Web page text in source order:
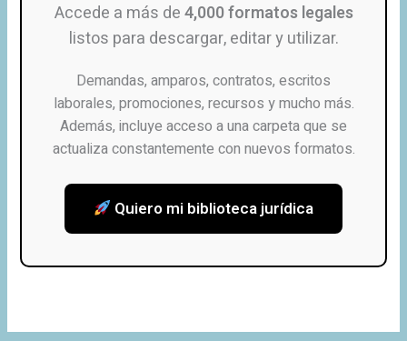
Accede a más de4,000 formatos legales
listos para descargar, editar y utilizar.
Demandas, amparos, contratos, escritos
laborales, promociones, recursos y mucho más.
Además, incluye acceso a una carpeta que se
actualiza constantemente con nuevos formatos.
Quiero mi biblioteca jurídica